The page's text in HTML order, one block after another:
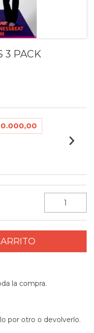
3 PACK
la compra.
por otro o devolverlo.